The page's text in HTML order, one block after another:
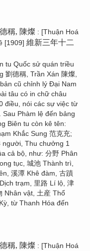
稱, 陳燦 : [Thuận Hoá
[1909] 維新三年十二
tu Quốc sử quán triều
劉德稱, Trần Xán 陳燦,
cũ chỉnh lý Đại Nam
tâu có in chữ châu
điều, nói các sự việc từ
Phàm lệ đến bảng
Biên tu còn kê tên:
Khắc Sung 范克充;
người, Thu chưởng 1
cả bộ, như: 分野 Phân
tục, 城池 Thành trì,
溪潭 Khê đàm, 古蹟
trạm, 里路 Lí lộ, 津
Nhân vật, 土産 Thổ
từ Thanh Hóa đến
稱, 陳燦 : [Thuận Hoá